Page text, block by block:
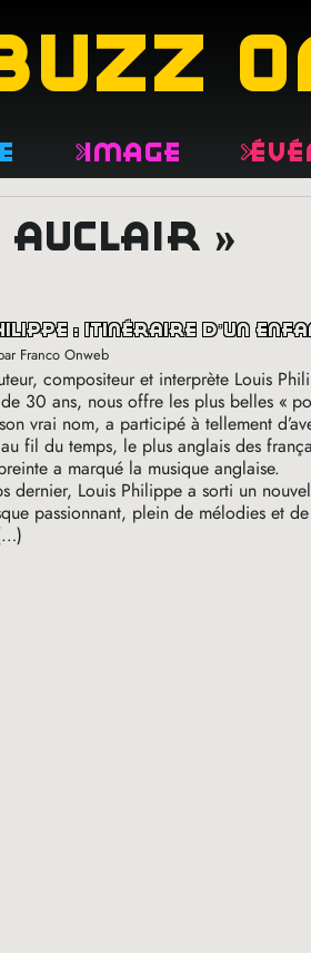
buzz
Image
auclair »
: itinéraire d’un
Franco Onweb
compositeur et interprète Louis
30 ans, nous offre les plus belles «
vrai nom, a participé à tellement
fil du temps, le plus anglais des
a marqué la musique anglaise.
dernier, Louis Philippe a sorti un
passionnant, plein de mélodies et